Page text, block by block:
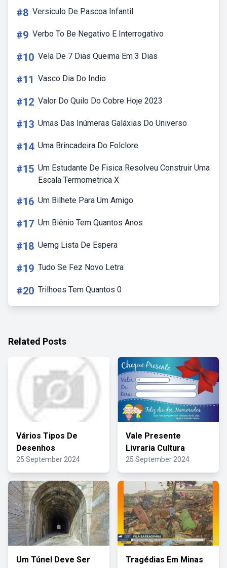
#8 Versiculo De Pascoa Infantil
#9 Verbo To Be Negativo E Interrogativo
#10 Vela De 7 Dias Queima Em 3 Dias
#11 Vasco Dia Do Indio
#12 Valor Do Quilo Do Cobre Hoje 2023
#13 Umas Das Inúmeras Galáxias Do Universo
#14 Uma Brincadeira Do Folclore
#15 Um Estudante De Fisica Resolveu Construir Uma
Escala Termometrica X
#16 Um Bilhete Para Um Amigo
#17 Um Biênio Tem Quantos Anos
#18 Uemg Lista De Espera
#19 Tudo Se Fez Novo Letra
#20 Trilhoes Tem Quantos 0
Related Posts
Vários Tipos De
Desenhos
25 September 2024
Vale Presente
Livraria Cultura
25 September 2024
Um Túnel Deve Ser
Tragédias Em Minas